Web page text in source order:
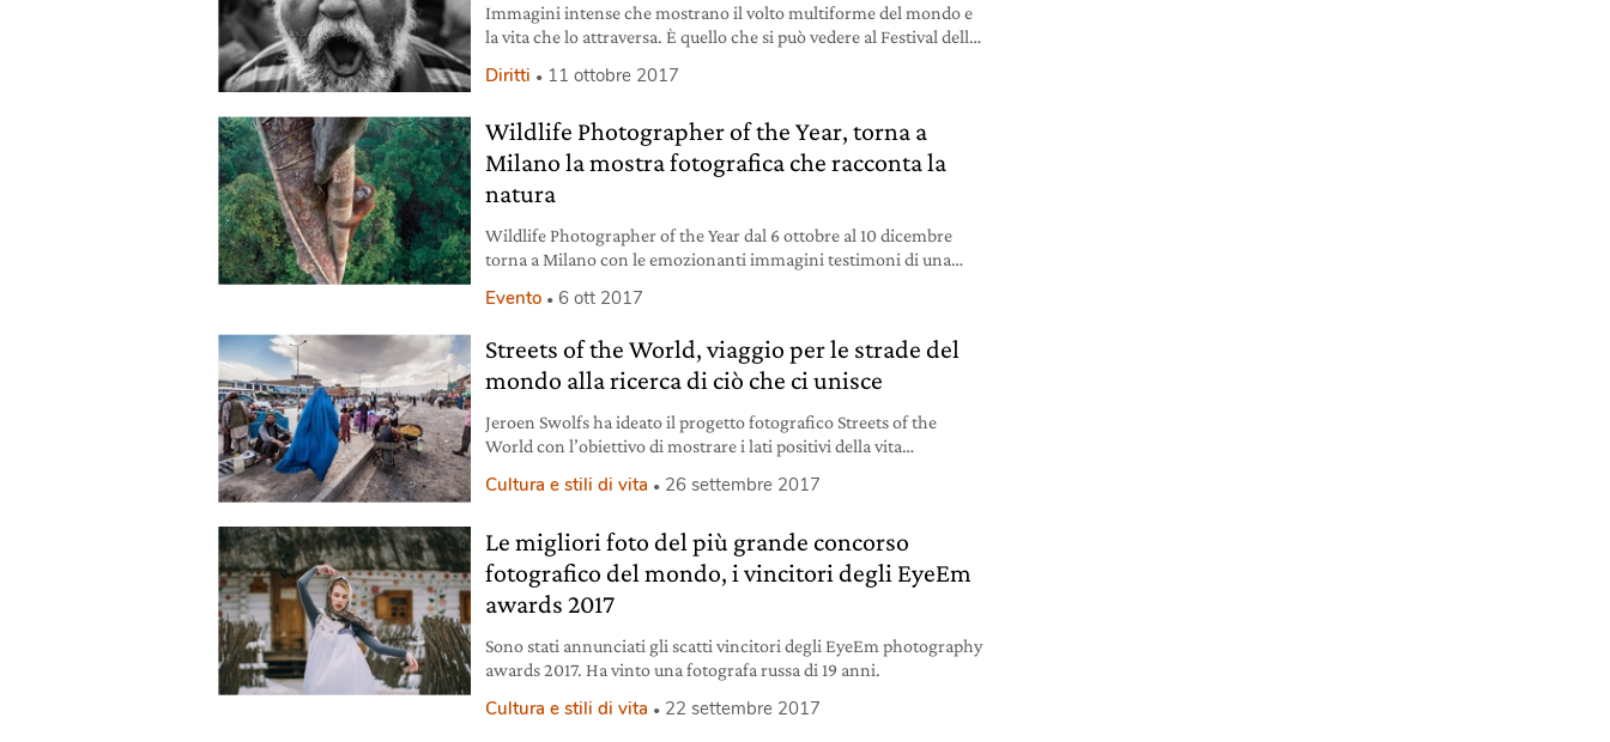
Immagini intense che mostrano il volto multiforme del mondo e
la vita che lo attraversa. È quello che si può vedere al Festival della
ottobre.
Diritti 11 ottobre 2017
Wildlife Photographer of the Year, torna a
Milano la mostra fotografica che racconta la
natura
Wildlife Photographer of the Year dal 6 ottobre al 10 dicembre
torna a Milano con le emozionanti immagini testimoni di una
Evento 6 ott 2017
Streets of the World, viaggio per le strade del
mondo alla ricerca di ciò che ci unisce
Jeroen Swolfs ha ideato il progetto fotografico Streets of the
World con l’obiettivo di mostrare i lati positivi della vita
Cultura e stili di vita 26 settembre 2017
Le migliori foto del più grande concorso
fotografico del mondo, i vincitori degli EyeEm
awards 2017
Sono stati annunciati gli scatti vincitori degli EyeEm photography
awards 2017. Ha vinto una fotografa russa di 19 anni.
Cultura e stili di vita 22 settembre 2017